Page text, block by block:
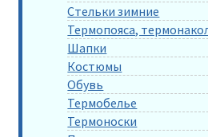
Стельки зимние
Термопояса,
Шапки
Костюмы
Обувь
Термобелье
Термоноски